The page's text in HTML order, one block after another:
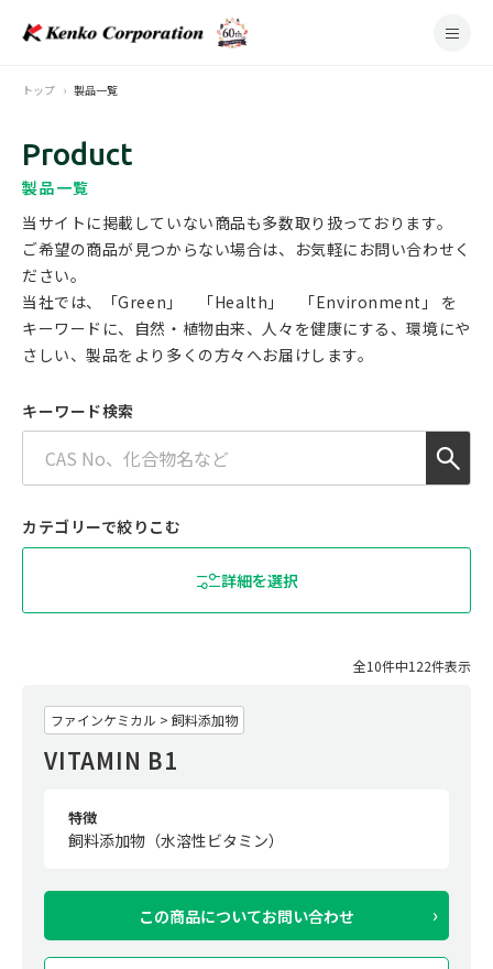
トップ 製品一覧
Product
製品一覧
当サイトに掲載していない商品も多数取り扱っております。
ご希望の商品が見つからない場合は、お気軽にお問い合わせく
ださい。
当社では、「Green」 「Health」 「Environment」 を
キーワードに、 自然・植物由来、人々を健康にする、環境にや
さしい、製品をより多くの方々へお届けします。
キーワード検索
カテゴリーで絞りこむ
詳細を選択
全10件中122件表示
ファインケミカル > 飼料添加物
VITAMIN B1
特徴
飼料添加物（水溶性ビタミン）
この商品についてお問い合わせ